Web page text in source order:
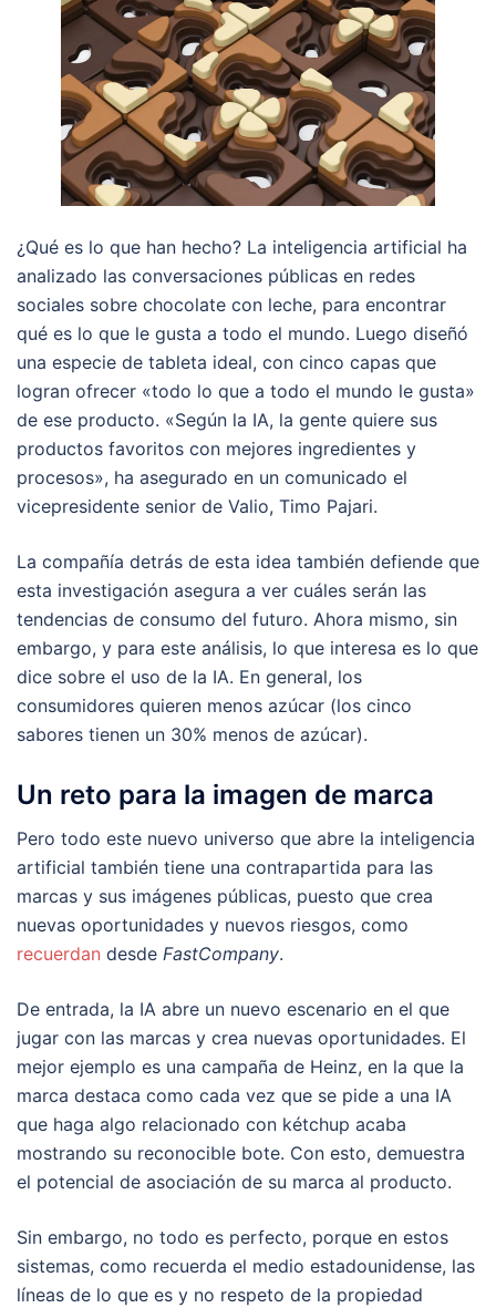
¿Qué es lo que han hecho? La inteligencia artificial ha
analizado las conversaciones públicas en redes
sociales sobre chocolate con leche, para encontrar
qué es lo que le gusta a todo el mundo. Luego diseñó
una especie de tableta ideal, con cinco capas que
logran ofrecer «todo lo que a todo el mundo le gusta»
de ese producto. «Según la IA, la gente quiere sus
productos favoritos con mejores ingredientes y
procesos», ha asegurado en un comunicado el
vicepresidente senior de Valio, Timo Pajari.
La compañía detrás de esta idea también defiende que
esta investigación asegura a ver cuáles serán las
tendencias de consumo del futuro. Ahora mismo, sin
embargo, y para este análisis, lo que interesa es lo que
dice sobre el uso de la IA. En general, los
consumidores quieren menos azúcar (los cinco
sabores tienen un 30% menos de azúcar).
Un reto para la imagen de marca
Pero todo este nuevo universo que abre la inteligencia
artificial también tiene una contrapartida para las
marcas y sus imágenes públicas, puesto que crea
nuevas oportunidades y nuevos riesgos, como
recuerdan desde FastCompany.
De entrada, la IA abre un nuevo escenario en el que
jugar con las marcas y crea nuevas oportunidades. El
mejor ejemplo es una campaña de Heinz, en la que la
marca destaca como cada vez que se pide a una IA
que haga algo relacionado con kétchup acaba
mostrando su reconocible bote. Con esto, demuestra
el potencial de asociación de su marca al producto.
Sin embargo, no todo es perfecto, porque en estos
sistemas, como recuerda el medio estadounidense, las
líneas de lo que es y no respeto de la propiedad